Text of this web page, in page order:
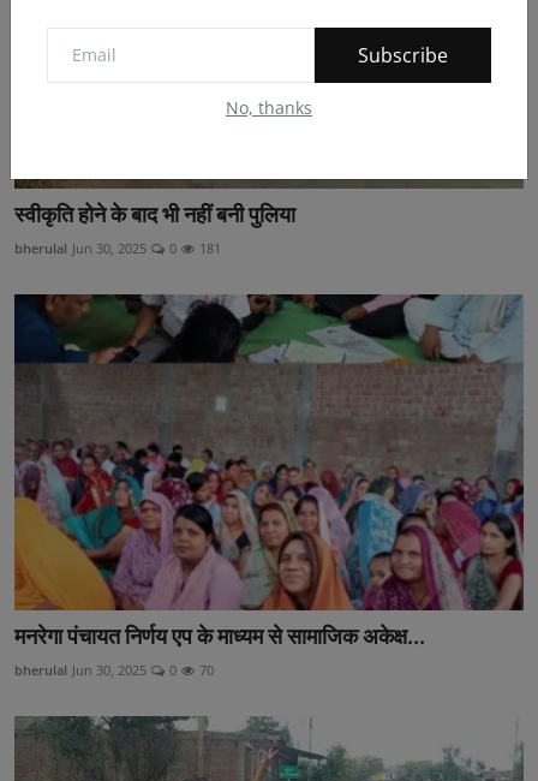
Subscribe
No, thanks
स्वीकृति होने के बाद भी नहीं बनी पुलिया
bherulal Jun 30, 2025 0 181
मनरेगा पंचायत निर्णय एप के माध्यम से सामाजिक अकेक्ष...
bherulal Jun 30, 2025 0 70